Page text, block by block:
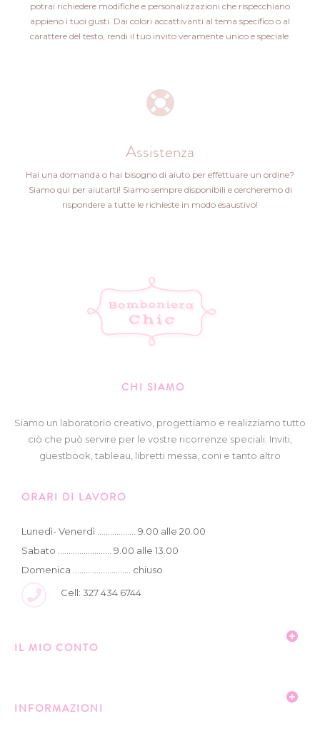
potrai richiedere modifiche e personalizzazioni che rispecchiano
appieno i tuoi gusti. Dai colori accattivanti al tema specifico o al
carattere del testo, rendi il tuo invito veramente unico e speciale.
Assistenza
Hai una domanda o hai bisogno di aiuto per effettuare un ordine?
Siamo qui per aiutarti! Siamo sempre disponibili e cercheremo di
rispondere a tutte le richieste in modo esaustivo!
CHI SIAMO
Siamo un laboratorio creativo, progettiamo e realizziamo tutto
ciò che può servire per le vostre ricorrenze speciali: Inviti,
guestbook, tableau, libretti messa, coni e tanto altro
ORARI DI LAVORO
Lunedì- Venerdì .................. 9.00 alle 20.00
Sabato ......................... 9.00 alle 13.00
Domenica ........................... chiuso
Cell: 327 434 6744
IL MIO CONTO
INFORMAZIONI